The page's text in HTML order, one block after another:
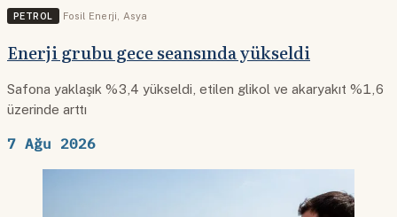
PETROL Fosil Enerji Asya
Enerji grubu gece seansında yükseldi
Safona yaklaşık %3,4 yükseldi, etilen glikol ve akaryakıt %1,6
üzerinde arttı
7 Ağu 2026